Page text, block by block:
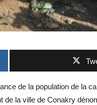
de la population de la
de la ville de Conakry